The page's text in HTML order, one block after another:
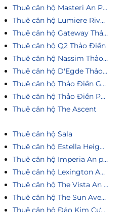
Thuê căn hộ Masteri An Phú
Thuê căn hộ Lumiere Riverside
Thuê căn hộ Gateway Thảo Điền
Thuê căn hộ Q2 Thảo Điền
Thuê căn hộ Nassim Thảo Điền
Thuê căn hộ D'Egde Thảo Điền
Thuê căn hộ Thảo Điền Green
Thuê căn hộ Thảo Điền Pearl
Thuê căn hộ The Ascent
Thuê căn hộ Sala
Thuê căn hộ Estella Heights
Thuê căn hộ Imperia An phú
Thuê căn hộ Lexington An Phú
Thuê căn hộ The Vista An Phú
Thuê căn hộ The Sun Avenue
Thuê căn hộ Đảo Kim Cương